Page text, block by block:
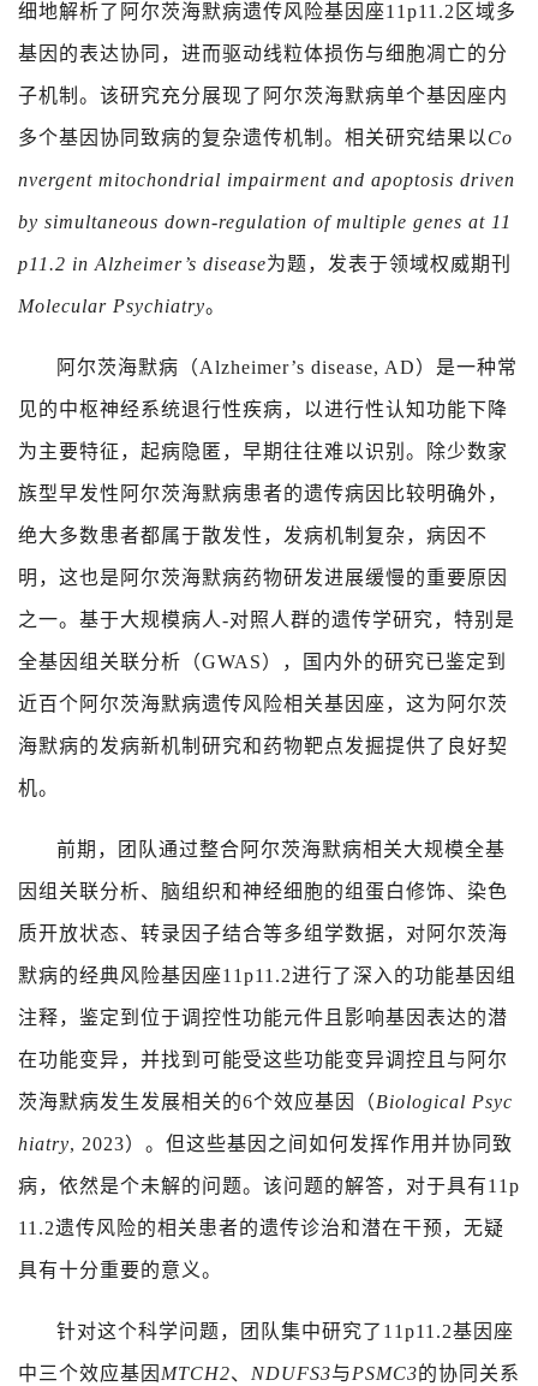
细地解析了阿尔茨海默病遗传风险基因座11p11.2 区域多
基因的表达协同，进而驱动线粒体损伤与细胞凋亡的分
子机制。该研究充分展现了阿尔茨海默病单个基因座内
多个基因协同致病的复杂遗传机制。相关研究结果以 Co
nvergent mitochondrial impairment and apoptosis driven
by simultaneous down-regulation of multiple genes at 11
p11.2 in Alzheimer’s disease为题，发表于领域权威期刊
Molecular Psychiatry。
阿尔茨海默病（Alzheimer’s disease, AD）是一种常
见的中枢神经系统退行性疾病，以进行性认知功能下降
为主要特征，起病隐匿，早期往往难以识别。除少数家
族型早发性阿尔茨海默病患者的遗传病因比较明确外，
绝大多数患者都属于散发性，发病机制复杂，病因不
明，这也是阿尔茨海默病药物研发进展缓慢的重要原因
之一。基于大规模病人-对照人群的遗传学研究，特别是
全基因组关联分析（GWAS），国内外的研究已鉴定到
近百个阿尔茨海默病遗传风险相关基因座，这为阿尔茨
海默病的发病新机制研究和药物靶点发掘提供了良好契
机。
前期，团队通过整合阿尔茨海默病相关大规模全基
因组关联分析、脑组织和神经细胞的组蛋白修饰、染色
质开放状态、转录因子结合等多组学数据，对阿尔茨海
默病的经典风险基因座11p11.2进行了深入的功能基因组
注释，鉴定到位于调控性功能元件且影响基因表达的潜
在功能变异，并找到可能受这些功能变异调控且与阿尔
茨海默病发生发展相关的6个效应基因（Biological Psyc
hiatry, 2023）。但这些基因之间如何发挥作用并协同致
病，依然是个未解的问题。该问题的解答，对于具有11p
11.2遗传风险的相关患者的遗传诊治和潜在干预，无疑
具有十分重要的意义。
针对这个科学问题，团队集中研究了 11p11.2基因座
中三个效应基因 MTCH2、 NDUFS3与PSMC3的协同关系